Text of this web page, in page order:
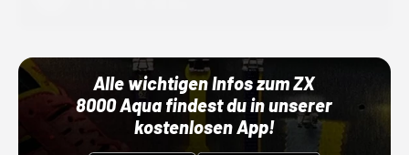
Alle wichtigen Infos zum ZX
8000 Aqua findest du in unserer
kostenlosen App!